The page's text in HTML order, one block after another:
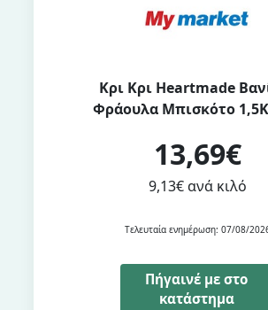
Κρι Κρι Heartmade
Φράουλα Μπισκότο
13,69€
9,13€ ανά κιλό
Τελευταία ενημέρωση: 07/08/
Πήγαινέ με στο
κατάστημα